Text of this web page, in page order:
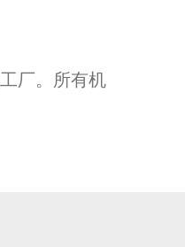
厂。所有机